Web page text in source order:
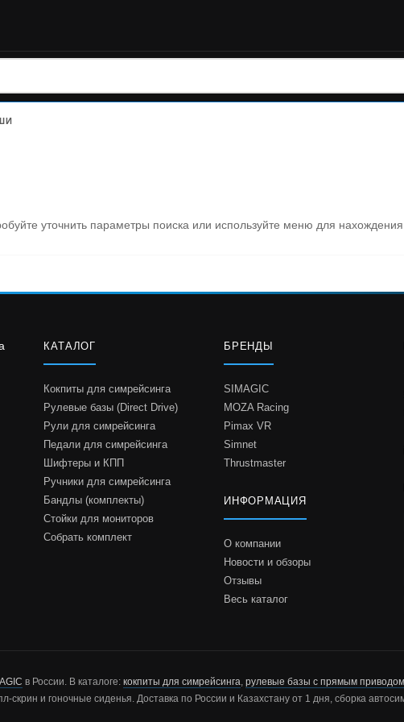
уточнить параметры поиска или используйте меню для нахождения
КАТАЛОГ
Кокпиты для симрейсинга
Рулевые базы (Direct Drive)
Рули для симрейсинга
Педали для симрейсинга
Шифтеры и КПП
Ручники для симрейсинга
Бандлы (комплекты)
Стойки для мониторов
Собрать комплект
БРЕНДЫ
SIMAGIC
MOZA Racing
Pimax VR
Simnet
Thrustmaster
ИНФОРМАЦИЯ
О компании
Новости и обзоры
Отзывы
Весь каталог
в России. В каталоге:кокпиты для симрейсинга,рулевые базы с прямым приводом
скрин и гоночные сиденья. Доставка по России и Казахстану от 1 дня, сборка